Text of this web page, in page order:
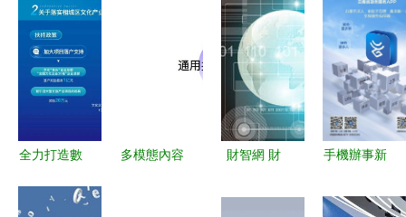
全力打造數
區 全速推
多模態內容
財智網 財
手機辦事新
文化創意如